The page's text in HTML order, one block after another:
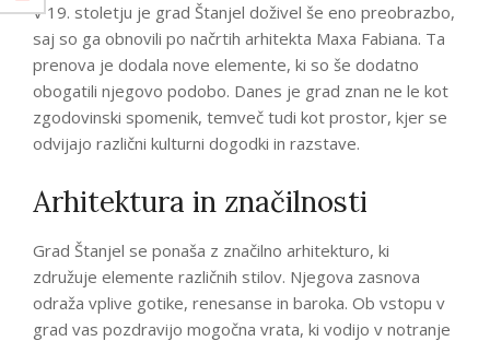
V 19. stoletju je grad Štanjel doživel še eno preobrazbo,
saj so ga obnovili po načrtih arhitekta Maxa Fabiana. Ta
prenova je dodala nove elemente, ki so še dodatno
obogatili njegovo podobo. Danes je grad znan ne le kot
zgodovinski spomenik, temveč tudi kot prostor, kjer se
odvijajo različni kulturni dogodki in razstave.
Arhitektura in značilnosti
Grad Štanjel se ponaša z značilno arhitekturo, ki
združuje elemente različnih stilov. Njegova zasnova
odraža vplive gotike, renesanse in baroka. Ob vstopu v
grad vas pozdravijo mogočna vrata, ki vodijo v notranje